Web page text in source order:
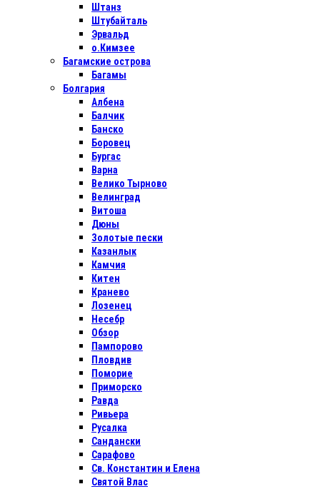
Штанз
Штубайталь
Эрвальд
о.Кимзее
Багамские острова
Багамы
Болгария
Албена
Балчик
Банско
Боровец
Бургас
Варна
Велико Тырново
Велинград
Витоша
Дюны
Золотые пески
Казанлык
Камчия
Китен
Кранево
Лозенец
Несебр
Обзор
Пампорово
Пловдив
Поморие
Приморско
Равда
Ривьера
Русалка
Сандански
Сарафово
Св. Константин и Елена
Святой Влас